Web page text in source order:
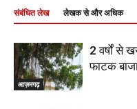
संबंधित लेख लेखक से और अधिक
आज़मगढ़
2 वर्षों से
फाटक